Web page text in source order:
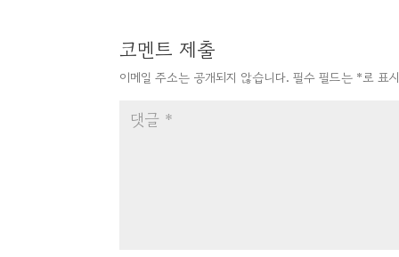
코멘트 제출
이메일 주소는 공개되지 않습니다. 필수 필드는 *로 표